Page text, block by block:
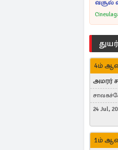
வசூல்
4ம்
அமரர்
Kingdom
24 Jul,
1ம்